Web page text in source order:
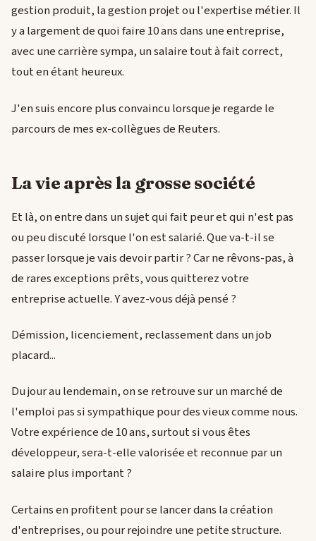
gestion produit, la gestion projet ou l'expertise métier. Il
y a largement de quoi faire 10 ans dans une entreprise,
avec une carrière sympa, un salaire tout à fait correct,
tout en étant heureux.
J'en suis encore plus convaincu lorsque je regarde le
parcours de mes ex-collègues de Reuters.
La vie après la grosse société
Et là, on entre dans un sujet qui fait peur et qui n'est pas
ou peu discuté lorsque l'on est salarié. Que va-t-il se
passer lorsque je vais devoir partir ? Car ne rêvons-pas, à
de rares exceptions prêts, vous quitterez votre
entreprise actuelle. Y avez-vous déjà pensé ?
Démission, licenciement, reclassement dans un job
placard...
Du jour au lendemain, on se retrouve sur un marché de
l'emploi pas si sympathique pour des vieux comme nous.
Votre expérience de 10 ans, surtout si vous êtes
développeur, sera-t-elle valorisée et reconnue par un
salaire plus important ?
Certains en profitent pour se lancer dans la création
d'entreprises, ou pour rejoindre une petite structure.